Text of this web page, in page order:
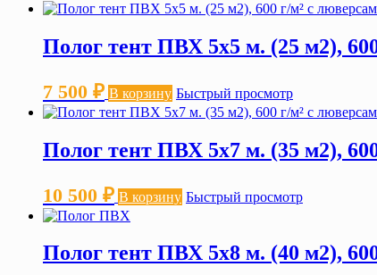
Полог тент ПВХ 5х5 м. (25 м2),
7 500 ₽ В корзину Быстрый просмотр
Полог тент ПВХ 5х7 м. (35 м2),
10 500 ₽ В корзину Быстрый просмотр
Полог тент ПВХ 5х8 м. (40 м2),